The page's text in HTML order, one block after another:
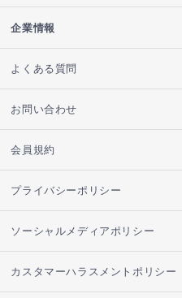
企業情報
よくある質問
お問い合わせ
会員規約
プライバシーポリシー
ソーシャルメディアポリシー
カスタマーハラスメントポリシー